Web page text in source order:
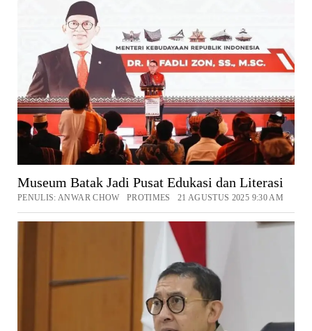
Museum Batak Jadi Pusat Edukasi dan Literasi
PENULIS: ANWAR CHOW PROTIMES 21 AGUSTUS 2025 9:30 AM